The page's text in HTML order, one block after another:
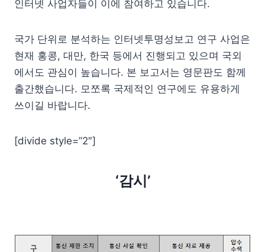
인터넷 사업자들이 이에 참여하고 있습니다.
국가 단위로 분석하는 인터넷투명성보고 연구 사업은
현재 홍콩, 대만, 한국 등에서 진행되고 있으며 국외
에서도 관심이 높습니다. 본 보고서는 영문판도 함께
출간했습니다. 모쪼록 국제적인 연구에도 유용하게
쓰이길 바랍니다.
[divide style=”2″]
‘감시’